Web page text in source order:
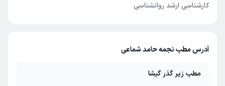
کارشناسی ارشد روانشناسی
آدرس مطب نجمه حامد شماعی
مطب زیر گذر گیشا